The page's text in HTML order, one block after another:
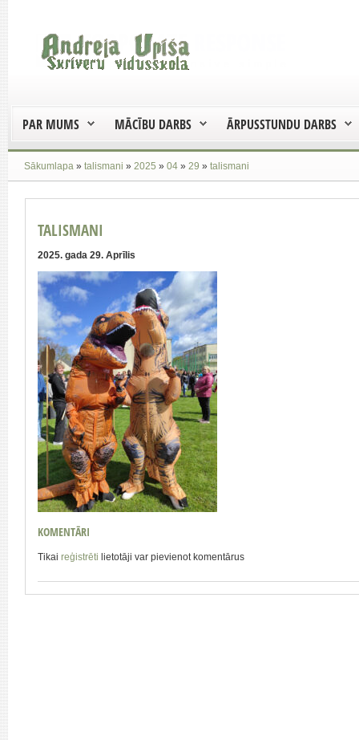
PAR MUMS MĀCĪBU DARBS ĀRPUSSTUNDU DARBS
Sākumlapa » talismani » 2025 » 04 » 29 » talismani
TALISMANI
2025. gada 29. Aprīlis
KOMENTĀRI
Tikai reģistrēti lietotāji var pievienot komentārus